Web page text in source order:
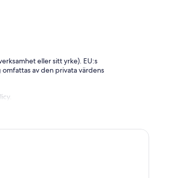
eller sitt yrke). EU:s
av den privata värdens